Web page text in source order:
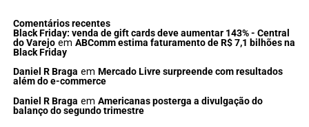
Comentários recentes
Black Friday: venda de gift cards deve aumentar 143% - Central
do Varejoem ABComm estima faturamento de R$ 7,1 bilhões na
Black Friday
Daniel R Braga em Mercado Livre surpreende com resultados
além do e-commerce
Daniel R Braga em Americanas posterga a divulgação do
balanço do segundo trimestre